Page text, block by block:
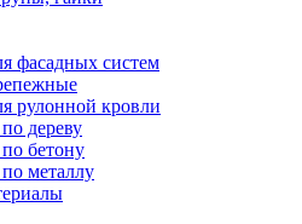
фасадных систем
рулонной кровли
дереву
бетону
металлу